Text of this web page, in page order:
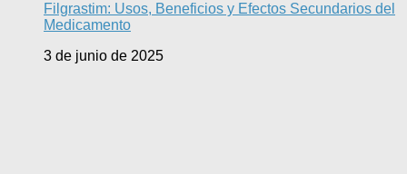
Filgrastim: Usos, Beneficios y Efectos Secundarios del
Medicamento
3 de junio de 2025